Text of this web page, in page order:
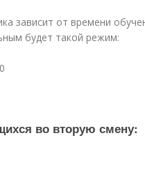
зависит от времени
будет такой режим:
во вторую смену: